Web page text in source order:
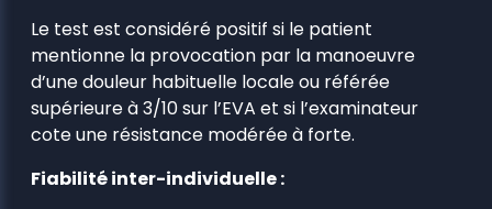
Le test est considéré positif si le patient
mentionne la provocation par la manoeuvre
d’une douleur habituelle locale ou référée
supérieure à 3/10 sur l’EVA et si l’examinateur
cote une résistance modérée à forte.
Fiabilité inter-individuelle :